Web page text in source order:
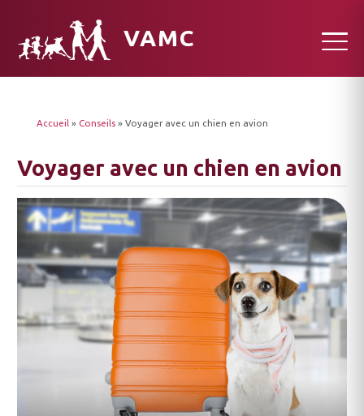
VAMC
Accueil » Conseils » Voyager avec un chien en avion
Voyager avec un chien en avion